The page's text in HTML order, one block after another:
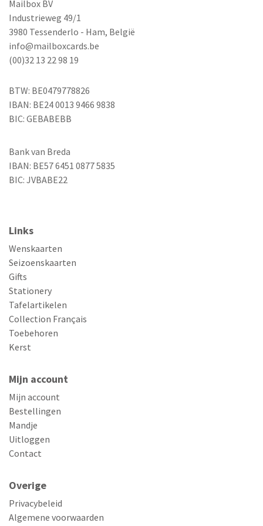
Mailbox BV
Industrieweg 49/1
3980 Tessenderlo - Ham, België
info@mailboxcards.be
(00)32 13 22 98 19
BTW: BE0479778826
IBAN: BE24 0013 9466 9838
BIC: GEBABEBB
Bank van Breda
IBAN: BE57 6451 0877 5835
BIC: JVBABE22
Links
Wenskaarten
Seizoenskaarten
Gifts
Stationery
Tafelartikelen
Collection Français
Toebehoren
Kerst
Mijn account
Mijn account
Bestellingen
Mandje
Uitloggen
Contact
Overige
Privacybeleid
Algemene voorwaarden